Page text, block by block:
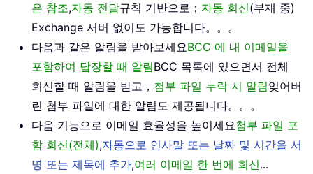
은 참조,자동 전달규칙 기반으로； 자동 회신(부재 중)
Exchange 서버 없이도 가능합니다。。。
다음과 같은 알림을 받아보세요BCC 에 내 이메일을
포함하여 답장할 때 알림BCC 목록에 있으면서 전체
회신할 때 알림을 받고， 첨부 파일 누락 시 알림잊어버
린 첨부 파일에 대한 알림도 제공됩니다。。。
다음 기능으로 이메일 효율성을 높이세요첨부 파일 포
함 회신(전체),자동으로 인사말 또는 날짜 및 시간을 서
명 또는 제목에 추가,여러 이메일 한 번에 회신...